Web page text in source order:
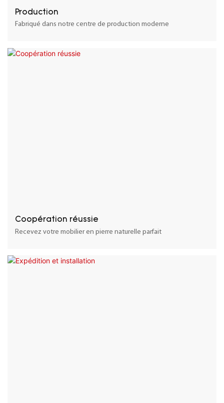
Production
Fabriqué dans notre centre de production moderne
Coopération réussie
Recevez votre mobilier en pierre naturelle parfait